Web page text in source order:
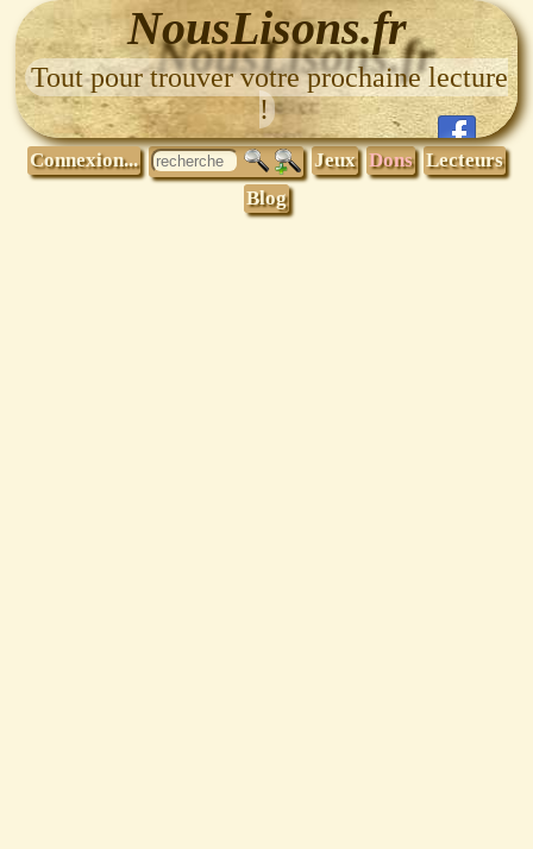
NousLisons.fr
Tout pour trouver votre prochaine lecture
!
Connexion... Jeux Dons Lecteurs
Blog